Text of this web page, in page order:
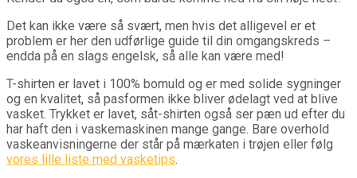
Det kan ikke være så svært, men hvis det alligevel er et
problem er her den udførlige guide til din omgangskreds –
endda på en slags engelsk, så alle kan være med!
T-shirten er lavet i 100% bomuld og er med solide sygninger
og en kvalitet, så pasformen ikke bliver ødelagt ved at blive
vasket. Trykket er lavet, såt-shirten også ser pæn ud efter du
har haft den i vaskemaskinen mange gange. Bare overhold
vaskeanvisningerne der står på mærkaten i trøjen eller følg
vores lille liste med vasketips